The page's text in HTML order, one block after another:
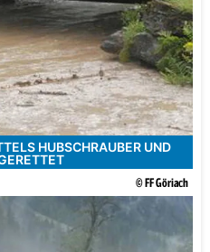
HUBSCHRAUBER UND
© FF Göriach